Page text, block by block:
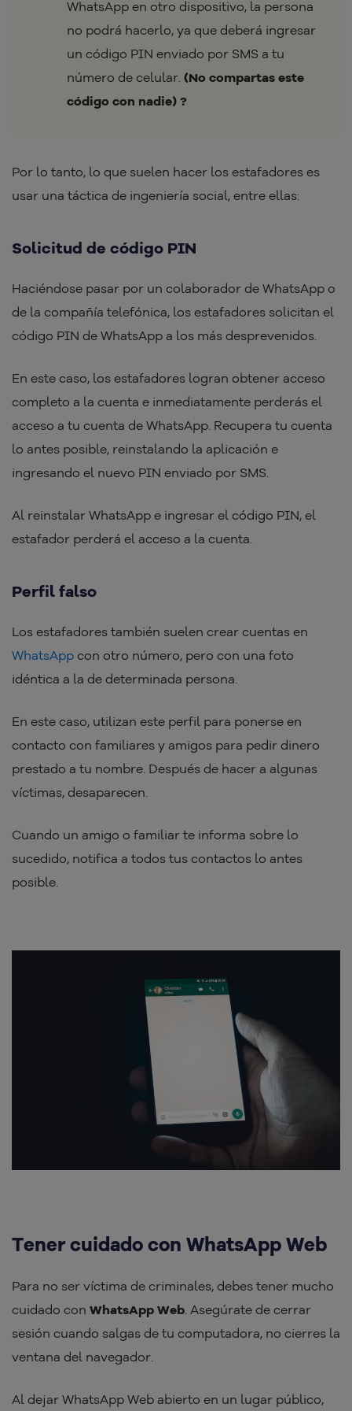
WhatsApp en otro dispositivo, la persona
no podrá hacerlo, ya que deberá ingresar
un código PIN enviado por SMS a tu
número de celular. (No compartas este
código con nadie) ?
Por lo tanto, lo que suelen hacer los estafadores es
usar una táctica de ingeniería social, entre ellas:
Solicitud de código PIN
Haciéndose pasar por un colaborador de WhatsApp o
de la compañía telefónica, los estafadores solicitan el
código PIN de WhatsApp a los más desprevenidos.
En este caso, los estafadores logran obtener acceso
completo a la cuenta e inmediatamente perderás el
acceso a tu cuenta de WhatsApp. Recupera tu cuenta
lo antes posible, reinstalando la aplicación e
ingresando el nuevo PIN enviado por SMS.
Al reinstalar WhatsApp e ingresar el código PIN, el
estafador perderá el acceso a la cuenta.
Perfil falso
Los estafadores también suelen crear cuentas en
WhatsApp con otro número, pero con una foto
idéntica a la de determinada persona.
En este caso, utilizan este perfil para ponerse en
contacto con familiares y amigos para pedir dinero
prestado a tu nombre. Después de hacer a algunas
víctimas, desaparecen.
Cuando un amigo o familiar te informa sobre lo
sucedido, notifica a todos tus contactos lo antes
posible.
Tener cuidado con WhatsApp Web
Para no ser víctima de criminales, debes tener mucho
cuidado con WhatsApp Web . Asegúrate de cerrar
sesión cuando salgas de tu computadora, no cierres la
ventana del navegador.
Al dejar WhatsApp Web abierto en un lugar público,